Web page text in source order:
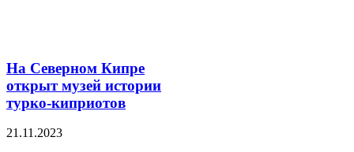
На Северном Кипре
открыт музей истории
турко-киприотов
21.11.2023